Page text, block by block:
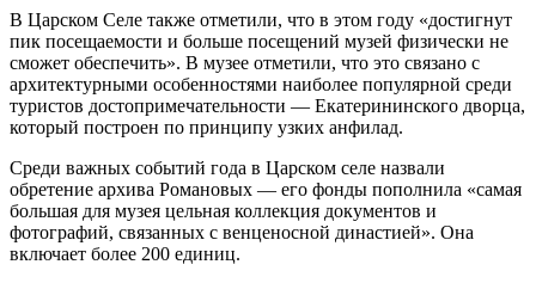
В Царском Селе также отметили, что в этом году «достигнут
пик посещаемости и больше посещений музей физически не
сможет обеспечить». В музее отметили, что это связано с
архитектурными особенностями наиболее популярной среди
туристов достопримечательности — Екатерининского дворца,
который построен по принципу узких анфилад.
Среди важных событий года в Царском селе назвали
обретение архива Романовых — его фонды пополнила «самая
большая для музея цельная коллекция документов и
фотографий, связанных с венценосной династией». Она
включает более 200 единиц.